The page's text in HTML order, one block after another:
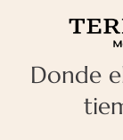
Donde